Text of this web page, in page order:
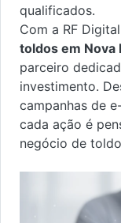
qualificados.
Com a RF
toldos em Nova
parceiro
investimento.
campanhas de
cada ação é
negócio de